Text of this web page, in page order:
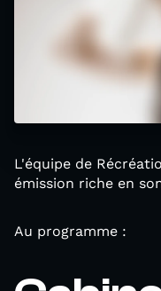
L'équipe de
émission riche en
Au programme :